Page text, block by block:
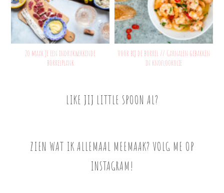
Zo maak je een indrukwekkende
borrelplank
Voor bij de borrel // Garnalen gebakken
in knoflookolie
LIKE JIJ LITTLE SPOON AL?
ZIEN WAT IK ALLEMAAL MEEMAAK? VOLG ME OP
INSTAGRAM!